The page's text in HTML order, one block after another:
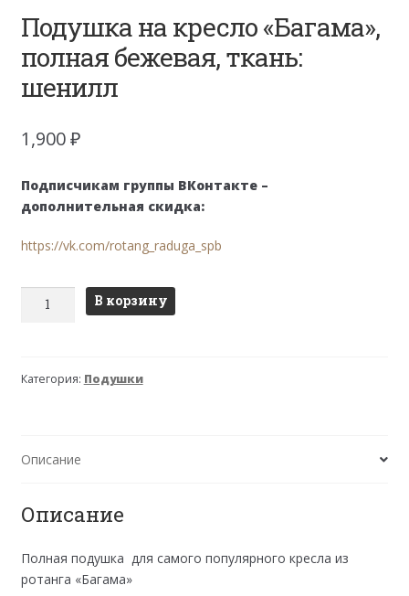
Подушка на кресло «Багама»,
полная бежевая, ткань:
шенилл
1,900₽
Подписчикам группы ВКонтакте –
дополнительная скидка:
https://vk.com/rotang_raduga_spb
Количество
кресло
ткань:
В корзину
Категория: Подушки
Описание
Описание
Полная подушка для самого популярного кресла из
ротанга «Багама»